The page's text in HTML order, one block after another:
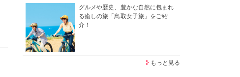
グルメや歴史、豊かな自然に包まれ
る癒しの旅「鳥取女子旅」をご紹
介！
もっと見る